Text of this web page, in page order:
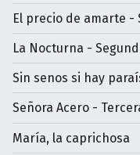
El precio de amarte -
La Nocturna -
Sin senos si hay
Señora Acero -
María, la caprichosa